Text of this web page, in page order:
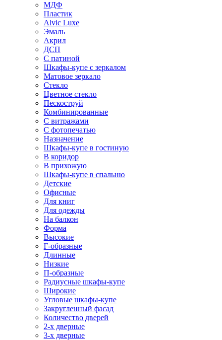
МДФ
Пластик
Alvic Luxe
Эмаль
Акрил
ДСП
С патиной
Шкафы-купе с зеркалом
Матовое зеркало
Стекло
Цветное стекло
Пескоструй
Комбинированные
С витражами
С фотопечатью
Назначение
Шкафы-купе в гостиную
В коридор
В прихожую
Шкафы-купе в спальню
Детские
Офисные
Для книг
Для одежды
На балкон
Форма
Высокие
Г-образные
Длинные
Низкие
П-образные
Радиусные шкафы-купе
Широкие
Угловые шкафы-купе
Закругленный фасад
Количество дверей
2-х дверные
3-х дверные